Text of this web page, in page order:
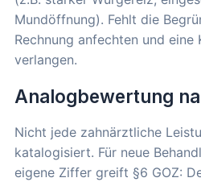
Mundöffnung). Fehlt die
Rechnung anfechten und
verlangen.
Analogbewertung
Nicht jede zahnärztliche
katalogisiert. Für neue
eigene Ziffer greift §6 GOZ: